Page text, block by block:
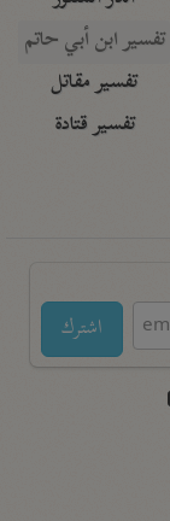
تفسير ابن أبي حاتم
تفسير مقاتل
تفسير قتادة
اشترك